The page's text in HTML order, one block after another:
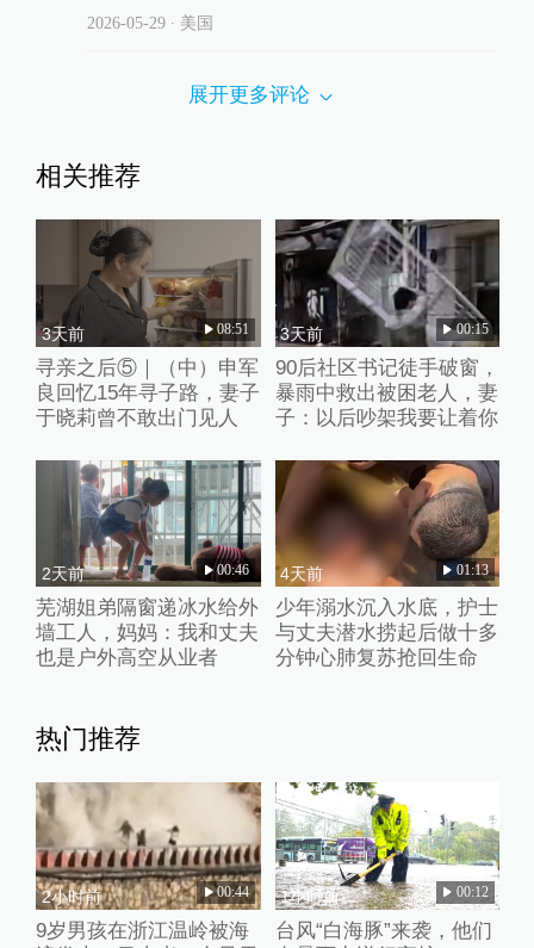
2026-05-29∙ 美国
展开更多评论
相关推荐
3天前 08:51
寻亲之后⑤｜（中）申军
良回忆15年寻子路，妻子
于晓莉曾不敢出门见人
3天前 00:15
90后社区书记徒手破窗，
暴雨中救出被困老人，妻
子：以后吵架我要让着你
2天前 00:46
芜湖姐弟隔窗递冰水给外
墙工人，妈妈：我和丈夫
也是户外高空从业者
4天前 01:13
少年溺水沉入水底，护士
与丈夫潜水捞起后做十多
分钟心肺复苏抢回生命
热门推荐
2小时前 00:44
9岁男孩在浙江温岭被海
1小时前 00:12
台风“白海豚”来袭，他们